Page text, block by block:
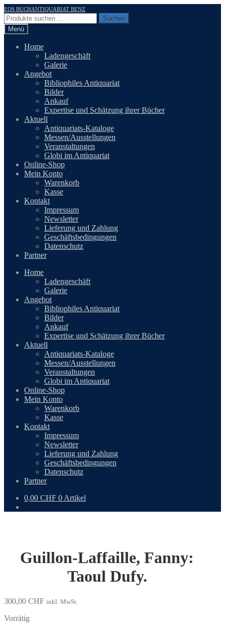
Zur
Navigation
springen
Zum
Inhalt
springen
EOS BUCHANTIQUARIAT BENZ
Suchen
nach:
Suchen
Menü
Home
Ladengeschäft
Galerie
Angebot
Bibliophiles Antiquariat
Bilder
Ankauf
Expertise und Schätzung ihrer Bücher
Aktuell
Antiquariats-Kataloge
Messen/Ausstellungen
Veranstaltungen
Globi im Antiquariat
Online-Shop
Mein Konto
Warenkorb
Kasse
Kontakt
Impressum
Newsletter
Lieferung und Zahlung
Geschäftsbedingungen
Datenschutz
Partner
Home
Ladengeschäft
Galerie
Angebot
Bibliophiles Antiquariat
Bilder
Ankauf
Expertise und Schätzung ihrer Bücher
Aktuell
Antiquariats-Kataloge
Messen/Ausstellungen
Veranstaltungen
Globi im Antiquariat
Online-Shop
Mein Konto
Warenkorb
Kasse
Kontakt
Impressum
Newsletter
Lieferung und Zahlung
Geschäftsbedingungen
Datenschutz
Partner
0,00 CHF 0 Artikel
Guillon-Laffaille, Fanny:
Taoul Dufy.
300,00 CHF inkl. MwSt.
Vorrätig